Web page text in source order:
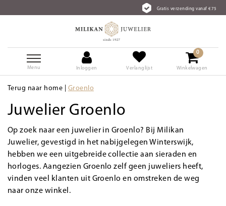
Gratis verzending vanaf €75
Menu Inloggen Verlanglijst
0
Winkelwagen
Terug naar home Groenlo
Juwelier Groenlo
Op zoek naar een juwelier in Groenlo? Bij Milikan
Juwelier, gevestigd in het nabijgelegen Winterswijk,
hebben we een uitgebreide collectie aan sieraden en
horloges. Aangezien Groenlo zelf geen juweliers heeft,
vinden veel klanten uit Groenlo en omstreken de weg
naar onze winkel.